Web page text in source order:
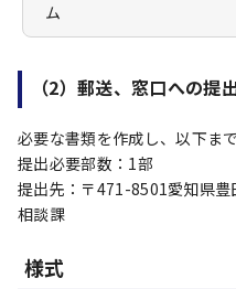
ム
（2）郵送、窓口への提
必要な書類を作成し、以下ま
提出必要部数：1部
提出先：〒471-8501愛知県
相談課
様式